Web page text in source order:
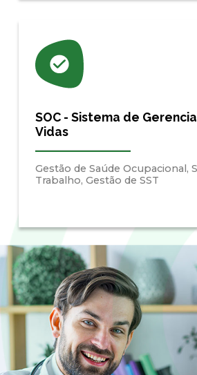
SOC - Sistema de
Vidas
Gestão de Saúde Ocupacional,
Trabalho, Gestão de SST